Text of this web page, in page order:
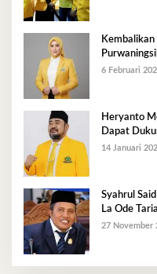
Kembalikan
Golkar
6 Februari
Heryanto
Dapat
14 Januari
Syahrul
La Ode
27 November